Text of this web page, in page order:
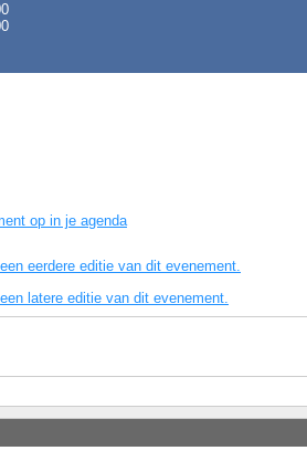
op in je agenda
eerdere editie van dit evenement.
latere editie van dit evenement.